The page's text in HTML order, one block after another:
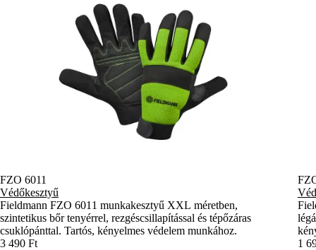
FZO 6011
Védőkesztyű
Fieldmann FZO 6011 munkakesztyű XXL méretben,
szintetikus bőr tenyérrel, rezgéscsillapítással és tépőzáras
csuklópánttal. Tartós, kényelmes védelem munkához.
3 490 Ft
1